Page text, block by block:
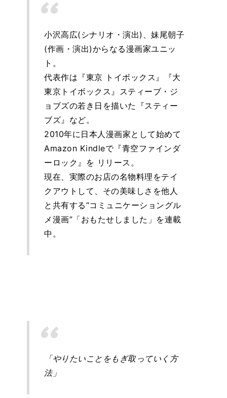
小沢高広(シナリオ・演出)、妹尾朝子
(作画・演出)からなる漫画家ユニッ
ト。
代表作は『東京 トイボックス』『大
東京トイボックス』スティーブ・ジ
ョブズの若き日を描いた『スティー
ブズ』など。
2010年に日本人漫画家として始めて
Amazon Kindleで『青空ファインダ
ーロック』を リリース。
現在、実際のお店の名物料理をテイ
クアウトして、その美味しさを他人
と共有する“コミュニケーショングル
メ漫画”「おもたせしました」を連載
中。
「やりたいことをもぎ取っていく方
法」